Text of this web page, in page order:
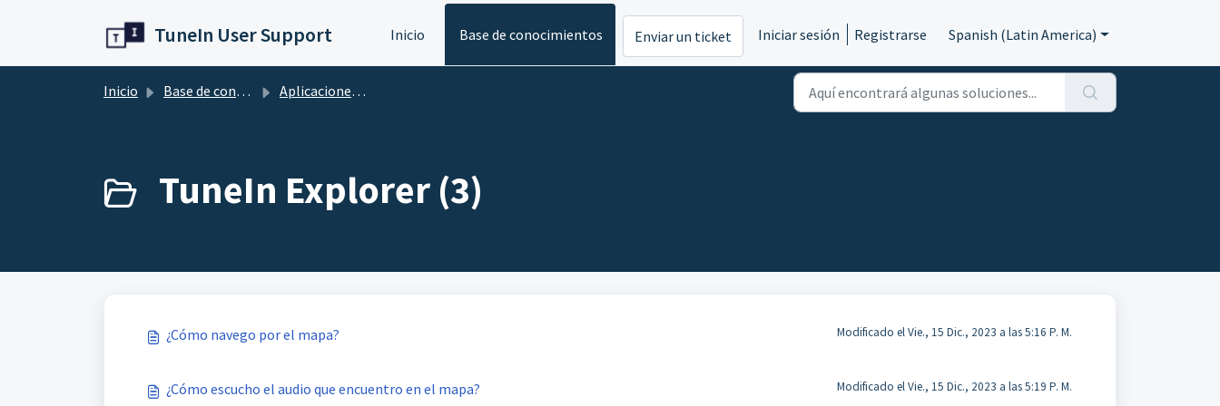
TuneIn User Support Inicio Base de conocimientos Enviar un ticket Iniciar sesión Registrarse Spanish (Latin America)
Inicio Base de conocimientos Aplicaciones móviles
TuneIn Explorer (3)
¿Cómo navego por el mapa? Modificado el Vie., 15 Dic., 2023 a las 5:16 P. M.
¿Cómo escucho el audio que encuentro en el mapa? Modificado el Vie., 15 Dic., 2023 a las 5:19 P. M.